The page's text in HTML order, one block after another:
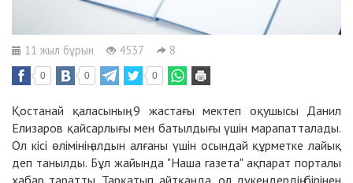
11 жыл бұрын 4537 8
0 0 0
Қостанай қаласының 9 жастағы мектеп оқушысы Данил
Елизаров қайсарлығы мен батылдығы үшін марапатталады.
Ол кісі өлімінің алдын алғаны үшін осындай құрметке лайық
деп танылды. Бұл жайында "Наша газета"ақпарат порталы